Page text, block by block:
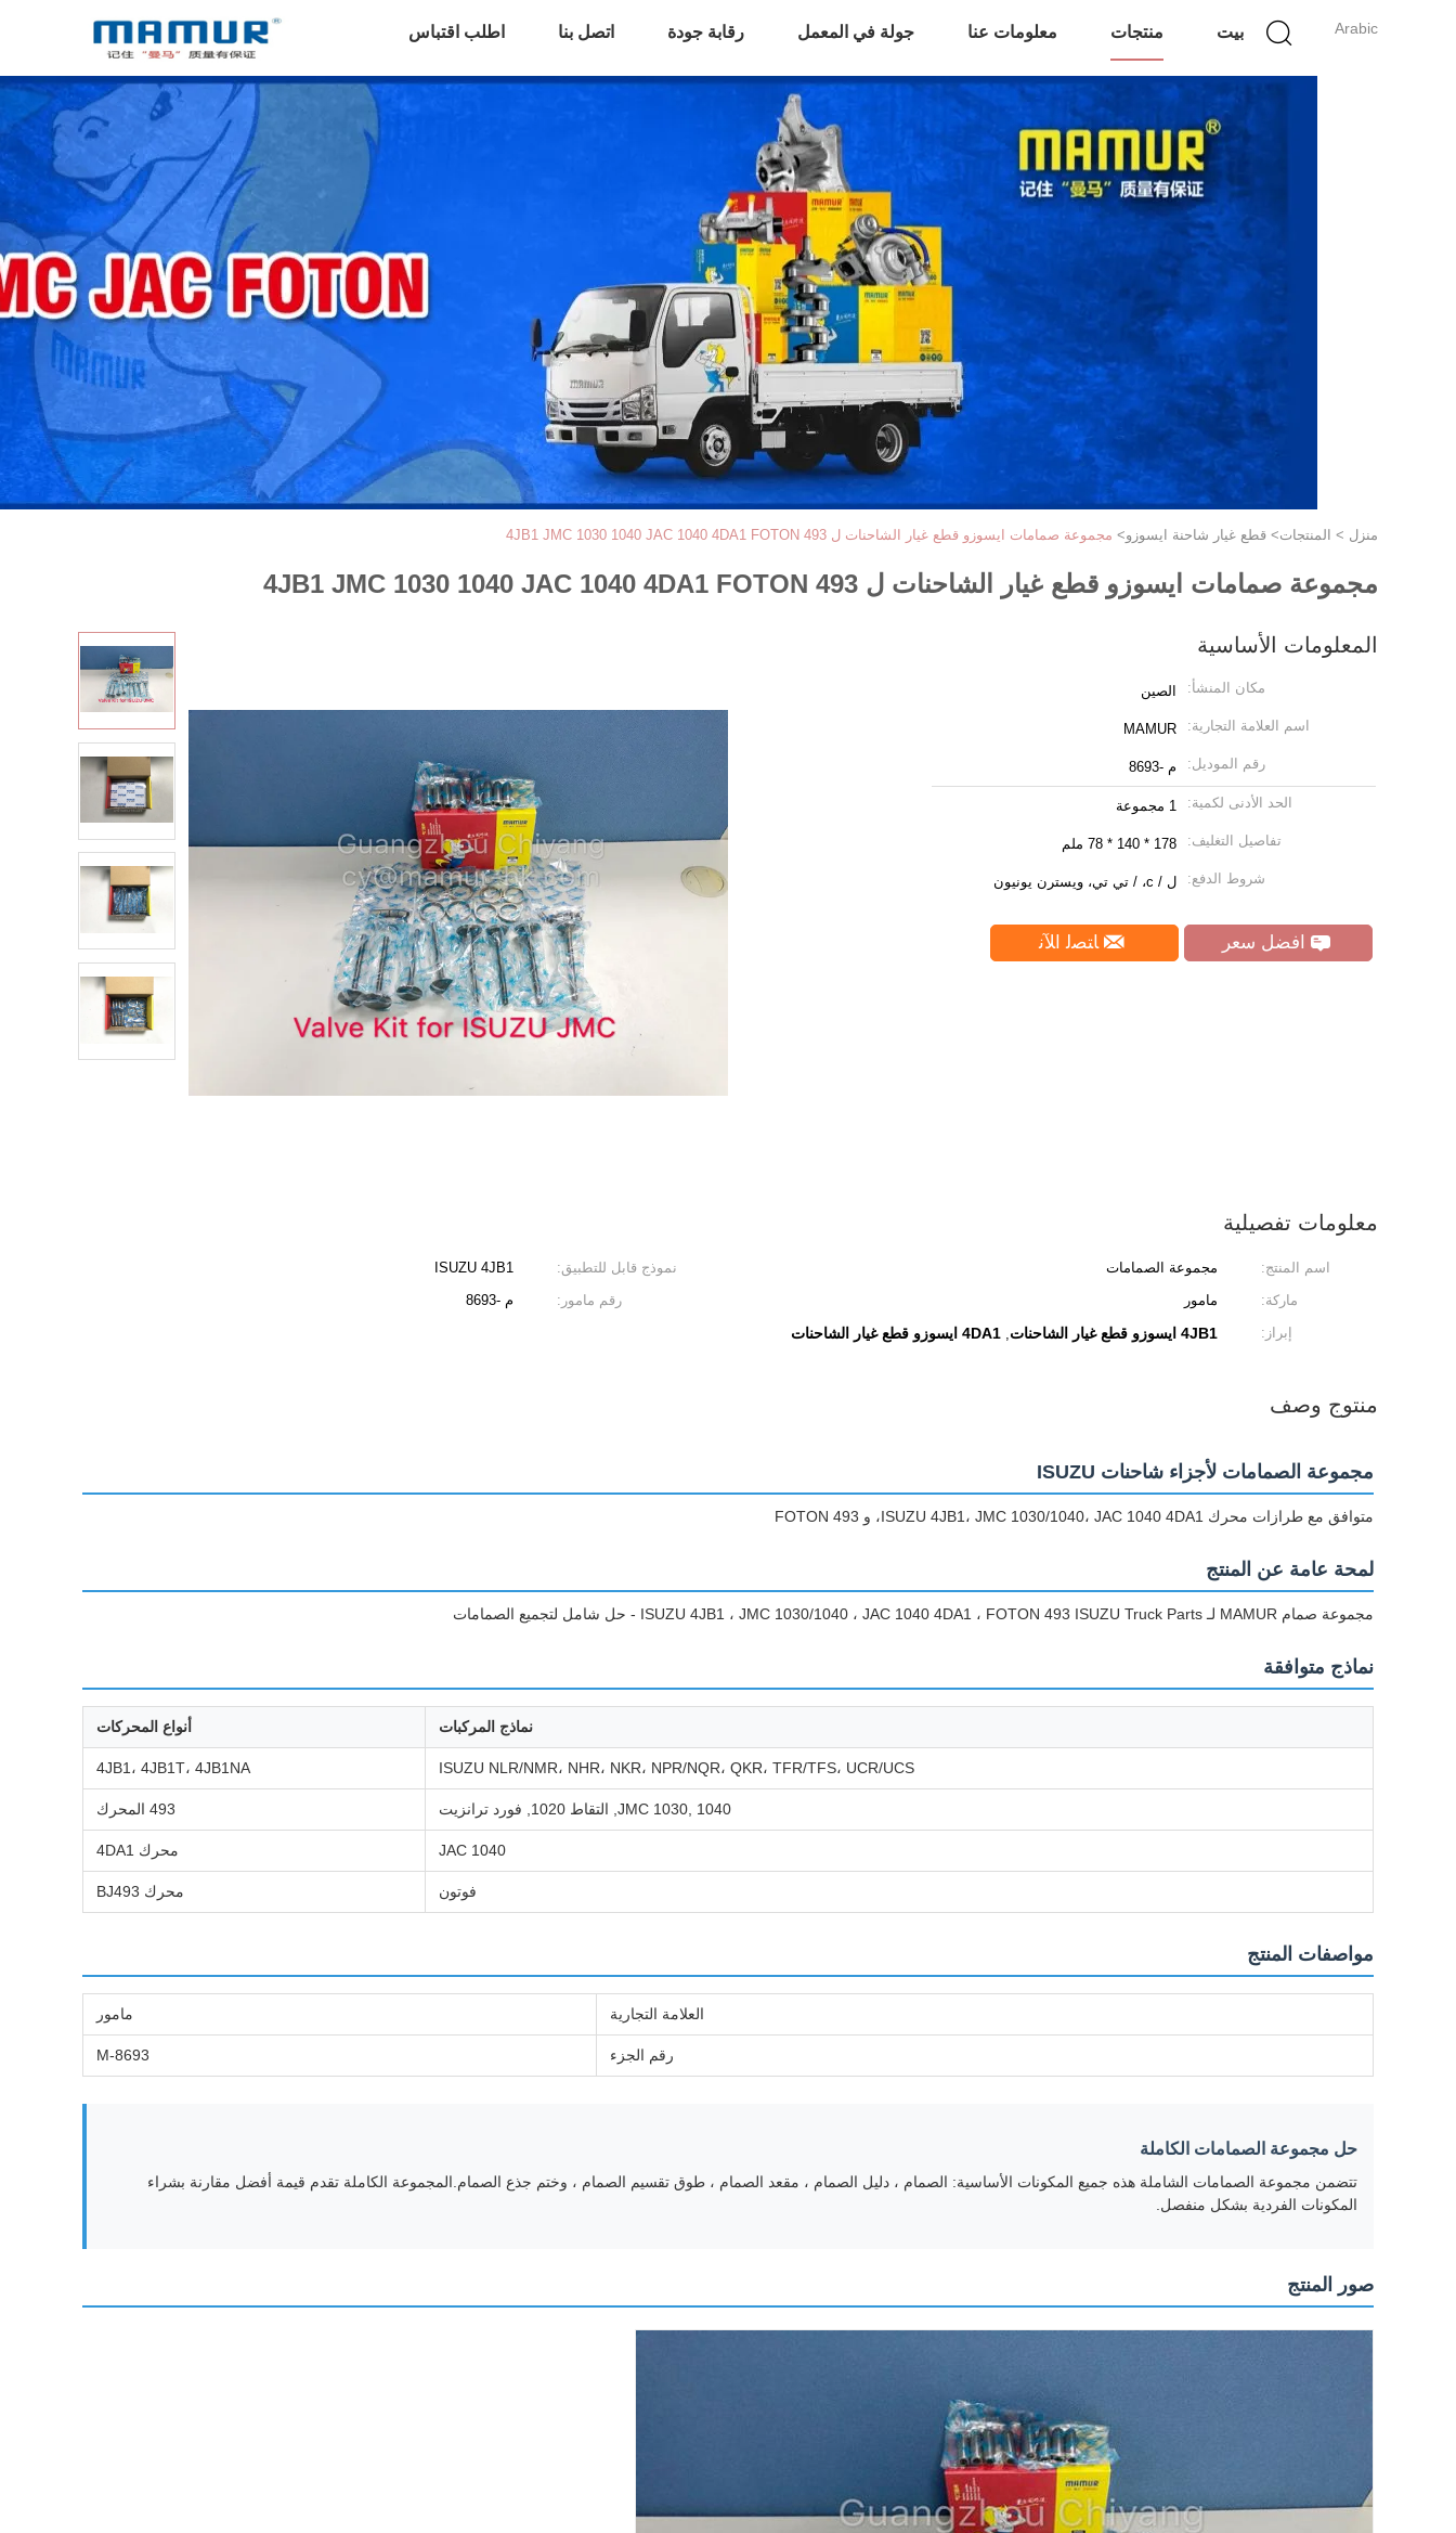
Arabic بيت منتجات معلومات عنا جولة في المعمل رقابة جودة اتصل بنا اطلب اقتباس
منزل > المنتجات> قطع غيار شاحنة ايسوزو> مجموعة صمامات ايسوزو قطع غيار الشاحنات ل 4JB1 JMC 1030 1040 JAC 1040 4DA1 FOTON 493
مجموعة صمامات ايسوزو قطع غيار الشاحنات ل 4JB1 JMC 1030 1040 JAC 1040 4DA1 FOTON 493
المعلومات الأساسية
مكان المنشأ: الصين
اسم العلامة التجارية: MAMUR
رقم الموديل: م -8693
الحد الأدنى لكمية: 1 مجموعة
تفاصيل التغليف: 178 * 140 * 78 ملم
شروط الدفع: ل / c، / تي تي، ويسترن يونيون
افضل سعر ﺎﺘﺼﻟ ﺍﻶﻧ
معلومات تفصيلية
اسم المنتج: مجموعة الصمامات نموذج قابل للتطبيق:
ISUZU 4JB1
ماركة:
مامور رقم مامور:
م -8693
إبراز:
4JB1 ايسوزو قطع غيار الشاحنات , 4DA1 ايسوزو قطع غيار الشاحنات
منتوج وصف
مجموعة الصمامات لأجزاء شاحنات ISUZU
متوافق مع طرازات محرك ISUZU 4JB1، JMC 1030/1040، JAC 1040 4DA1، و FOTON 493
لمحة عامة عن المنتج
مجموعة صمام MAMUR لـ ISUZU 4JB1 ، JMC 1030/1040 ، JAC 1040 4DA1 ، FOTON 493 ISUZU Truck Parts - حل شامل لتجميع الصمامات
نماذج متوافقة
نماذج المركبات أنواع المحركات
ISUZU NLR/NMR، NHR، NKR، NPR/NQR، QKR، TFR/TFS، UCR/UCS 4JB1، 4JB1T، 4JB1NA
JMC 1030, 1040, التقاط 1020, فورد ترانزيت 493 المحرك
JAC 1040 محرك 4DA1
فوتون محرك BJ493
مواصفات المنتج
العلامة التجارية مامور
رقم الجزء M-8693
حل مجموعة الصمامات الكاملة
تتضمن مجموعة الصمامات الشاملة هذه جميع المكونات الأساسية: الصمام ، دليل الصمام ، مقعد الصمام ، طوق تقسيم الصمام ، وختم جذع الصمام.المجموعة الكاملة تقدم قيمة أفضل مقارنة بشراء
المكونات الفردية بشكل منفصل.
صور المنتج